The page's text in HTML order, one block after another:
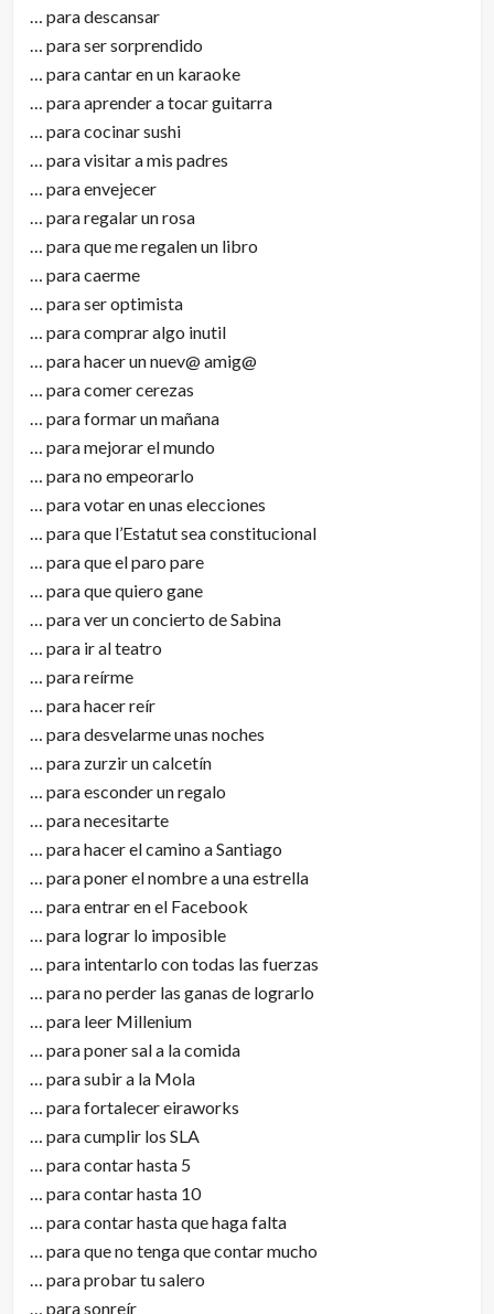
… para descansar
… para ser sorprendido
… para cantar en un karaoke
… para aprender a tocar guitarra
… para cocinar sushi
… para visitar a mis padres
… para envejecer
… para regalar un rosa
… para que me regalen un libro
… para caerme
… para ser optimista
… para comprar algo inutil
… para hacer un nuev@ amig@
… para comer cerezas
… para formar un mañana
… para mejorar el mundo
… para no empeorarlo
… para votar en unas elecciones
… para que l’Estatut sea constitucional
… para que el paro pare
… para que quiero gane
… para ver un concierto de Sabina
… para ir al teatro
… para reírme
… para hacer reír
… para desvelarme unas noches
… para zurzir un calcetín
… para esconder un regalo
… para necesitarte
… para hacer el camino a Santiago
… para poner el nombre a una estrella
… para entrar en el Facebook
… para lograr lo imposible
… para intentarlo con todas las fuerzas
… para no perder las ganas de lograrlo
… para leer Millenium
… para poner sal a la comida
… para subir a la Mola
… para fortalecer eiraworks
… para cumplir los SLA
… para contar hasta 5
… para contar hasta 10
… para contar hasta que haga falta
… para que no tenga que contar mucho
… para probar tu salero
… para sonreír